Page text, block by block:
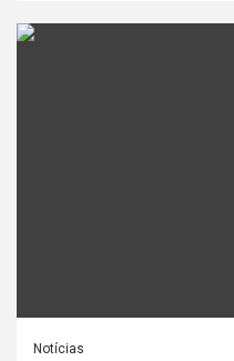
Notícias